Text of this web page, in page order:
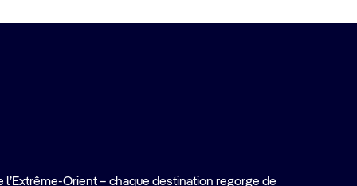
Orient – chaque destination regorge de